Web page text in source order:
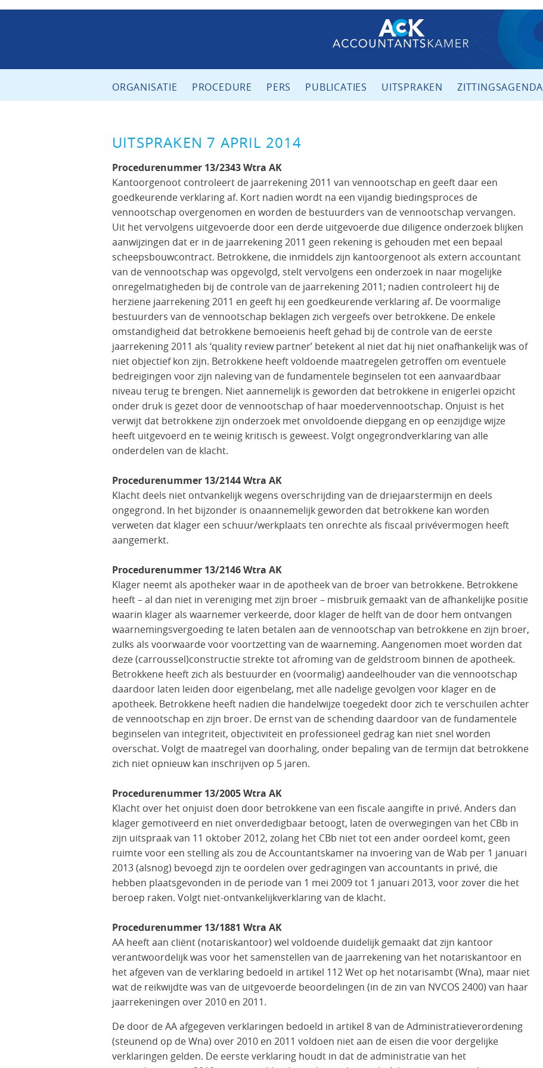
ORGANISATIE PROCEDURE PERS PUBLICATIES UITSPRAKEN ZITTINGSAGENDA
UITSPRAKEN 7 APRIL 2014
Procedurenummer 13/2343 Wtra AK
Kantoorgenoot controleert de jaarrekening 2011 van vennootschap en geeft daar een
goedkeurende verklaring af. Kort nadien wordt na een vijandig biedingsproces de
vennootschap overgenomen en worden de bestuurders van de vennootschap vervangen.
Uit het vervolgens uitgevoerde door een derde uitgevoerde due diligence onderzoek blijken
aanwijzingen dat er in de jaarrekening 2011 geen rekening is gehouden met een bepaal
scheepsbouwcontract. Betrokkene, die inmiddels zijn kantoorgenoot als extern accountant
van de vennootschap was opgevolgd, stelt vervolgens een onderzoek in naar mogelijke
onregelmatigheden bij de controle van de jaarrekening 2011; nadien controleert hij de
herziene jaarrekening 2011 en geeft hij een goedkeurende verklaring af. De voormalige
bestuurders van de vennootschap beklagen zich vergeefs over betrokkene. De enkele
omstandigheid dat betrokkene bemoeienis heeft gehad bij de controle van de eerste
jaarrekening 2011 als ‘quality review partner’ betekent al niet dat hij niet onafhankelijk was of
niet objectief kon zijn. Betrokkene heeft voldoende maatregelen getroffen om eventuele
bedreigingen voor zijn naleving van de fundamentele beginselen tot een aanvaardbaar
niveau terug te brengen. Niet aannemelijk is geworden dat betrokkene in enigerlei opzicht
onder druk is gezet door de vennootschap of haar moedervennootschap. Onjuist is het
verwijt dat betrokkene zijn onderzoek met onvoldoende diepgang en op eenzijdige wijze
heeft uitgevoerd en te weinig kritisch is geweest. Volgt ongegrondverklaring van alle
onderdelen van de klacht.
Procedurenummer 13/2144 Wtra AK
Klacht deels niet ontvankelijk wegens overschrijding van de driejaarstermijn en deels
ongegrond. In het bijzonder is onaannemelijk geworden dat betrokkene kan worden
verweten dat klager een schuur/werkplaats ten onrechte als fiscaal privévermogen heeft
aangemerkt.
Procedurenummer 13/2146 Wtra AK
Klager neemt als apotheker waar in de apotheek van de broer van betrokkene. Betrokkene
heeft – al dan niet in vereniging met zijn broer – misbruik gemaakt van de afhankelijke positie
waarin klager als waarnemer verkeerde, door klager de helft van de door hem ontvangen
waarnemingsvergoeding te laten betalen aan de vennootschap van betrokkene en zijn broer,
zulks als voorwaarde voor voortzetting van de waarneming. Aangenomen moet worden dat
deze (carroussel)constructie strekte tot afroming van de geldstroom binnen de apotheek.
Betrokkene heeft zich als bestuurder en (voormalig) aandeelhouder van die vennootschap
daardoor laten leiden door eigenbelang, met alle nadelige gevolgen voor klager en de
apotheek. Betrokkene heeft nadien die handelwijze toegedekt door zich te verschuilen achter
de vennootschap en zijn broer. De ernst van de schending daardoor van de fundamentele
beginselen van integriteit, objectiviteit en professioneel gedrag kan niet snel worden
overschat. Volgt de maatregel van doorhaling, onder bepaling van de termijn dat betrokkene
zich niet opnieuw kan inschrijven op 5 jaren.
Procedurenummer 13/2005 Wtra AK
Klacht over het onjuist doen door betrokkene van een fiscale aangifte in privé. Anders dan
klager gemotiveerd en niet onverdedigbaar betoogt, laten de overwegingen van het CBb in
zijn uitspraak van 11 oktober 2012, zolang het CBb niet tot een ander oordeel komt, geen
ruimte voor een stelling als zou de Accountantskamer na invoering van de Wab per 1 januari
2013 (alsnog) bevoegd zijn te oordelen over gedragingen van accountants in privé, die
hebben plaatsgevonden in de periode van 1 mei 2009 tot 1 januari 2013, voor zover die het
beroep raken. Volgt niet-ontvankelijkverklaring van de klacht.
Procedurenummer 13/1881 Wtra AK
AA heeft aan cliënt (notariskantoor) wel voldoende duidelijk gemaakt dat zijn kantoor
verantwoordelijk was voor het samenstellen van de jaarrekening van het notariskantoor en
het afgeven van de verklaring bedoeld in artikel 112 Wet op het notarisambt (Wna), maar niet
wat de reikwijdte was van de uitgevoerde beoordelingen (in de zin van NVCOS 2400) van haar
jaarrekeningen over 2010 en 2011.
De door de AA afgegeven verklaringen bedoeld in artikel 8 van de Administratieverordening
(steunend op de Wna) over 2010 en 2011 voldoen niet aan de eisen die voor dergelijke
verklaringen gelden. De eerste verklaring houdt in dat de administratie van het